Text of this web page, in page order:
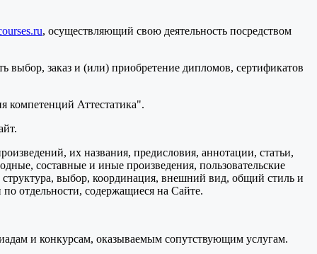
, осуществляющий свою деятельность посредством
заказ и (или) приобретение дипломов, сертификатов
компетенций Аттестатика".
их названия, предисловия, аннотации, статьи,
составные и иные произведения, пользовательские
выбор, координация, внешний вид, общий стиль и
отдельности, содержащиеся на Сайте.
и конкурсам, оказываемым сопутствующим услугам.